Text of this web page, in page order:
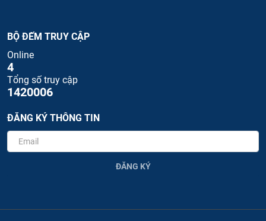
BỘ ĐẾM TRUY CẬP
Online
4
Tổng số truy cập
1420006
ĐĂNG KÝ THÔNG TIN
ĐĂNG KÝ